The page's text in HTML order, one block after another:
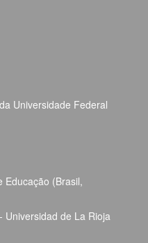
Universidade Federal
Educação (Brasil,
Universidad de La Rioja